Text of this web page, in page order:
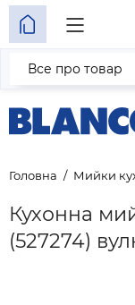
Головна Мийки
Кухонна
(527274)
Все про товар